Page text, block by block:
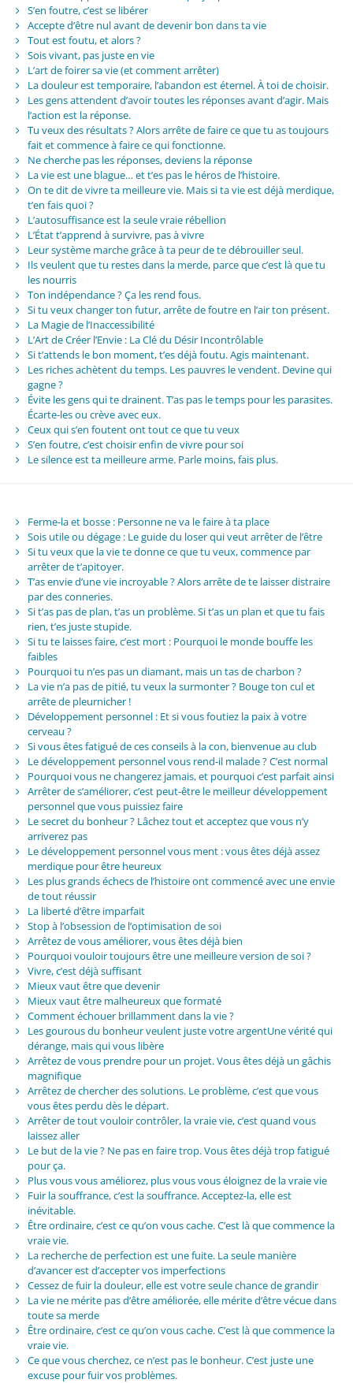
S’en foutre, c’est se libérer
Accepte d’être nul avant de devenir bon dans ta vie
Tout est foutu, et alors ?
Sois vivant, pas juste en vie
L’art de foirer sa vie (et comment arrêter)
La douleur est temporaire, l’abandon est éternel. À toi de choisir.
Les gens attendent d’avoir toutes les réponses avant d’agir. Mais
l’action est la réponse.
Tu veux des résultats ? Alors arrête de faire ce que tu as toujours
fait et commence à faire ce qui fonctionne.
Ne cherche pas les réponses, deviens la réponse
La vie est une blague… et t’es pas le héros de l’histoire.
On te dit de vivre ta meilleure vie. Mais si ta vie est déjà merdique,
t’en fais quoi ?
L’autosuffisance est la seule vraie rébellion
L’État t’apprend à survivre, pas à vivre
Leur système marche grâce à ta peur de te débrouiller seul.
Ils veulent que tu restes dans la merde, parce que c’est là que tu
les nourris
Ton indépendance ? Ça les rend fous.
Si tu veux changer ton futur, arrête de foutre en l’air ton présent.
La Magie de l’Inaccessibilité
L’Art de Créer l’Envie : La Clé du Désir Incontrôlable
Si t’attends le bon moment, t’es déjà foutu. Agis maintenant.
Les riches achètent du temps. Les pauvres le vendent. Devine qui
gagne ?
Évite les gens qui te drainent. T’as pas le temps pour les parasites.
Écarte-les ou crève avec eux.
Ceux qui s’en foutent ont tout ce que tu veux
S’en foutre, c’est choisir enfin de vivre pour soi
Le silence est ta meilleure arme. Parle moins, fais plus.
Ferme-la et bosse : Personne ne va le faire à ta place
Sois utile ou dégage : Le guide du loser qui veut arrêter de l’être
Si tu veux que la vie te donne ce que tu veux, commence par
arrêter de t’apitoyer.
T’as envie d’une vie incroyable ? Alors arrête de te laisser distraire
par des conneries.
Si t’as pas de plan, t’as un problème. Si t’as un plan et que tu fais
rien, t’es juste stupide.
Si tu te laisses faire, c’est mort : Pourquoi le monde bouffe les
faibles
Pourquoi tu n’es pas un diamant, mais un tas de charbon ?
La vie n’a pas de pitié, tu veux la surmonter ? Bouge ton cul et
arrête de pleurnicher !
Développement personnel : Et si vous foutiez la paix à votre
cerveau ?
Si vous êtes fatigué de ces conseils à la con, bienvenue au club
Le développement personnel vous rend-il malade ? C’est normal
Pourquoi vous ne changerez jamais, et pourquoi c’est parfait ainsi
Arrêter de s’améliorer, c’est peut-être le meilleur développement
personnel que vous puissiez faire
Le secret du bonheur ? Lâchez tout et acceptez que vous n’y
arriverez pas
Le développement personnel vous ment : vous êtes déjà assez
merdique pour être heureux
Les plus grands échecs de l’histoire ont commencé avec une envie
de tout réussir
La liberté d’être imparfait
Stop à l’obsession de l’optimisation de soi
Arrêtez de vous améliorer, vous êtes déjà bien
Pourquoi vouloir toujours être une meilleure version de soi ?
Vivre, c’est déjà suffisant
Mieux vaut être que devenir
Mieux vaut être malheureux que formaté
Comment échouer brillamment dans la vie ?
Les gourous du bonheur veulent juste votre argentUne vérité qui
dérange, mais qui vous libère
Arrêtez de vous prendre pour un projet. Vous êtes déjà un gâchis
magnifique
Arrêtez de chercher des solutions. Le problème, c’est que vous
vous êtes perdu dès le départ.
Arrêter de tout vouloir contrôler, la vraie vie, c’est quand vous
laissez aller
Le but de la vie ? Ne pas en faire trop. Vous êtes déjà trop fatigué
pour ça.
Plus vous vous améliorez, plus vous vous éloignez de la vraie vie
Fuir la souffrance, c’est la souffrance. Acceptez-la, elle est
inévitable.
Être ordinaire, c’est ce qu’on vous cache. C’est là que commence la
vraie vie.
La recherche de perfection est une fuite. La seule manière
d’avancer est d’accepter vos imperfections
Cessez de fuir la douleur, elle est votre seule chance de grandir
La vie ne mérite pas d’être améliorée, elle mérite d’être vécue dans
toute sa merde
Être ordinaire, c’est ce qu’on vous cache. C’est là que commence la
vraie vie.
Ce que vous cherchez, ce n’est pas le bonheur. C’est juste une
excuse pour fuir vos problèmes.